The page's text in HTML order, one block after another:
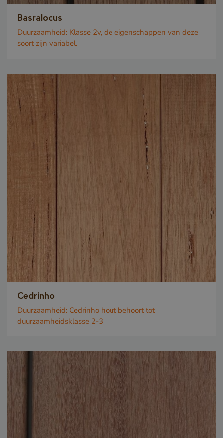
Basralocus
Duurzaamheid: Klasse 2v, de eigenschappen van deze
soort zijn variabel.
Cedrinho
Duurzaamheid: Cedrinho hout behoort tot
duurzaamheidsklasse 2-3